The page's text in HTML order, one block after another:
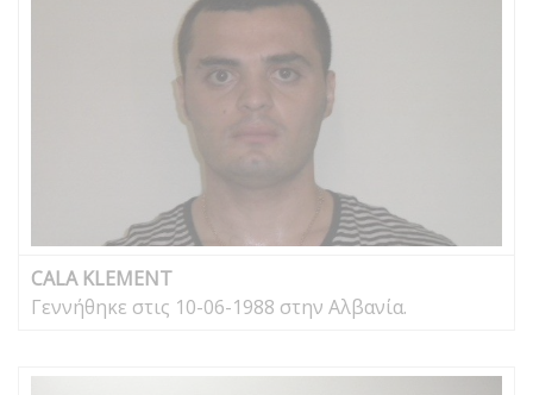
CALA KLEMENT
Γεννήθηκε στις 10-06-1988 στην Αλβανία.